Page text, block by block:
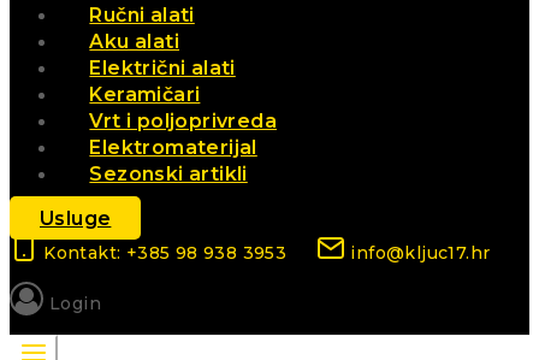
Ručni alati
Aku alati
Električni alati
Keramičari
Vrt i poljoprivreda
Elektromaterijal
Sezonski artikli
Usluge
Kontakt: +385 98 938 3953 info@kljuc17.hr
Login